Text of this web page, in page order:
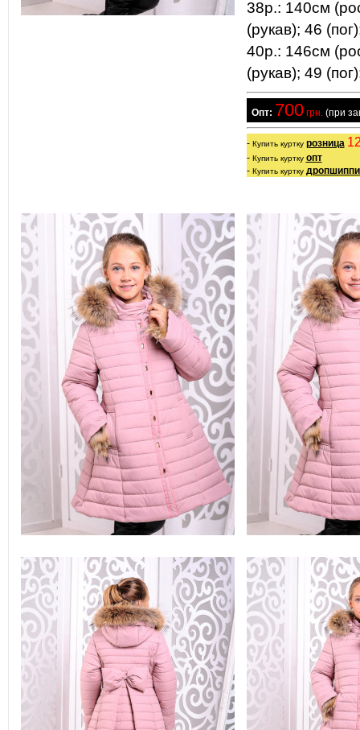
38р.: 140см
(рукав); 46
40р.: 146см
(рукав); 49
  Опт:
700 грн. (при
- Купить куртку розница
- Купить куртку опт
- Купить куртку